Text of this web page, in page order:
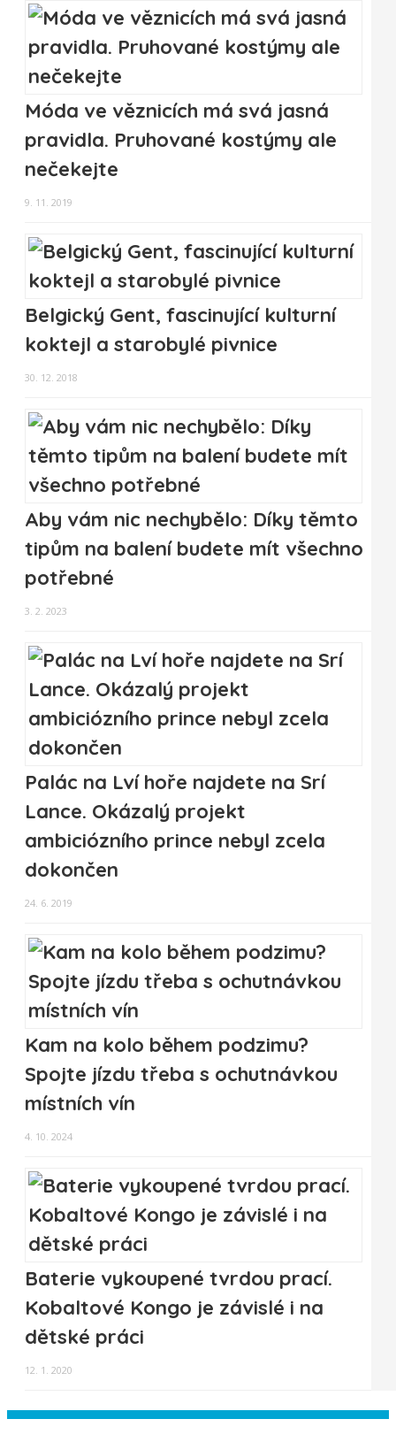
Móda ve věznicích má svá jasná
pravidla. Pruhované kostýmy ale
nečekejte
9. 11. 2019
Belgický Gent, fascinující kulturní
koktejl a starobylé pivnice
30. 12. 2018
Aby vám nic nechybělo: Díky těmto
tipům na balení budete mít všechno
potřebné
3. 2. 2023
Palác na Lví hoře najdete na Srí
Lance. Okázalý projekt
ambiciózního prince nebyl zcela
dokončen
24. 6. 2019
Kam na kolo během podzimu?
Spojte jízdu třeba s ochutnávkou
místních vín
4. 10. 2024
Baterie vykoupené tvrdou prací.
Kobaltové Kongo je závislé i na
dětské práci
12. 1. 2020